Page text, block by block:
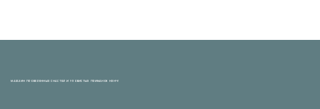
МАГАЗИН ПРОВЕРЕННЫХ СНАСТЕЙ И УЛОВИСТЫХ ПРИМАНОК НХНЧ!